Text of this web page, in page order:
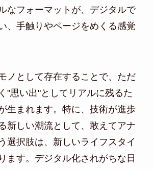
なフォーマットが、デジタルで
、手触りやページをめくる感覚
ノとして存在することで、ただ
"思い出"としてリアルに残るた
生まれます。特に、技術が進歩
新しい潮流として、敢えてアナ
選択肢は、新しいライフスタイ
ます。デジタル化されがちな日